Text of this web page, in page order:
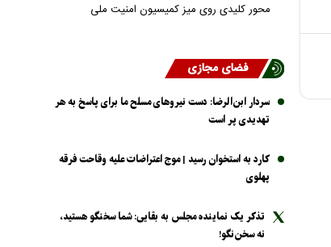
محور کلیدی روی میز کمیسیون امنیت ملی
فضای مجازی
سردار ابن‌الرضا: دست نیرو‌های مسلح ما برای پاسخ به هر
تهدیدی پر است
کارد به استخوان رسید | موج اعتراضات علیه وقاحت فرقه
پهلوی
تذکر یک نماینده مجلس به بقایی: شما سخنگو هستید،
نه سخن‌نگو!